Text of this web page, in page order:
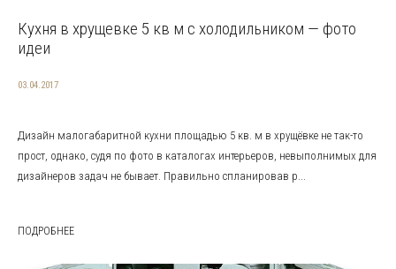
Кухня в хрущевке 5 кв м с холодильником — фото
идеи
03.04.2017
Дизайн малогабаритной кухни площадью 5 кв. м в хрущёвке не так-то
прост, однако, судя по фото в каталогах интерьеров, невыполнимых для
дизайнеров задач не бывает. Правильно спланировав р...
ПОДРОБНЕЕ